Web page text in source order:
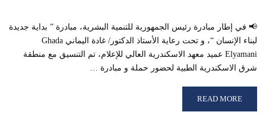
📢 في إطار مبادرة رئيس الجمهورية للتنمية البشرية، مبادرة ” بداية جديدة
لبناء الإنسان “، و تحت رعاية الأستاذ الدكتور/ غادة اليماني Ghada
Elyamani عميد معهد الاسكندرية العالي للإعلام، تم التنسيق مع منطقة
شرق الاسكندرية الطبية لحضور حملة و مبادرة …
READ MORE ABOUT تنظيم حملة «100 يوم صحة» بعيادة معهد الإسكندرية العالي للإعلام
READ MORE